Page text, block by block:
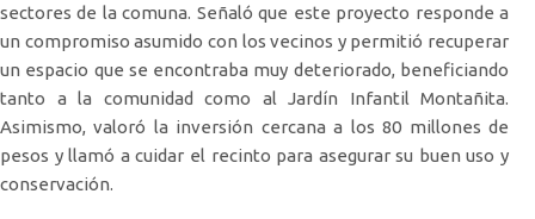
sectores de la comuna. Señaló que este proyecto responde a
un compromiso asumido con los vecinos y permitió recuperar
un espacio que se encontraba muy deteriorado, beneficiando
tanto a la comunidad como al Jardín Infantil Montañita.
Asimismo, valoró la inversión cercana a los 80 millones de
pesos y llamó a cuidar el recinto para asegurar su buen uso y
conservación.